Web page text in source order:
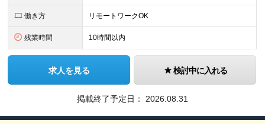
働き方 リモートワークOK
残業時間 10時間以内
求人を見る 検討中に入れる
掲載終了予定日： 2026.08.31